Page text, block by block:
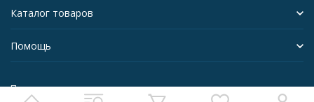
Каталог товаров
Помощь
Политика персональных данных